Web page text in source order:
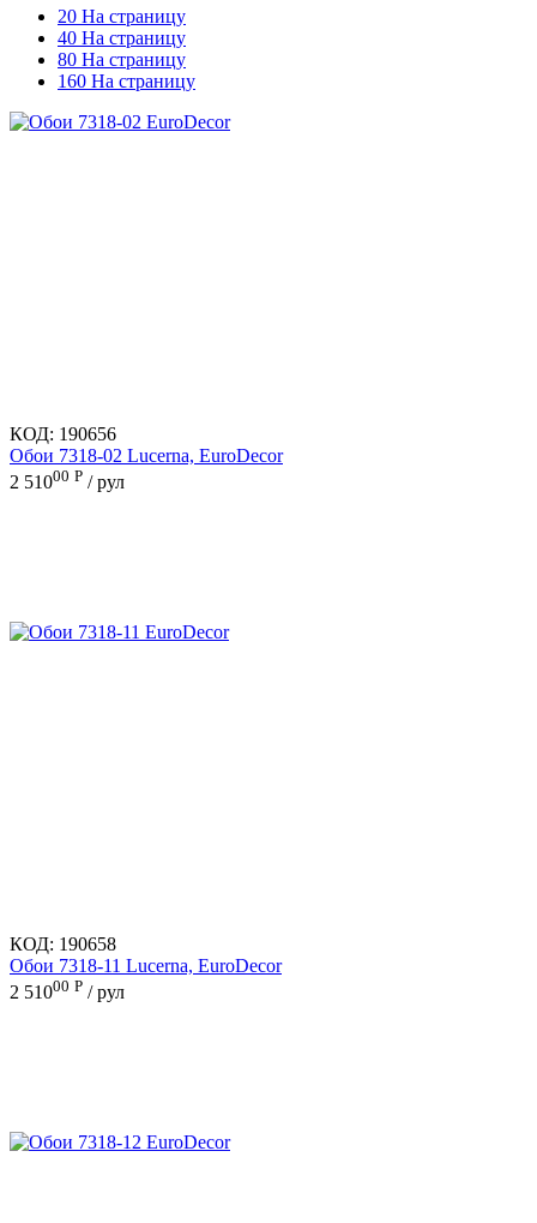
20 На страницу
40 На страницу
80 На страницу
160 На страницу
КОД: 190656
Обои 7318-02 Lucerna, EuroDecor
2 51000 Р / рул
КОД: 190658
Обои 7318-11 Lucerna, EuroDecor
2 51000 Р / рул